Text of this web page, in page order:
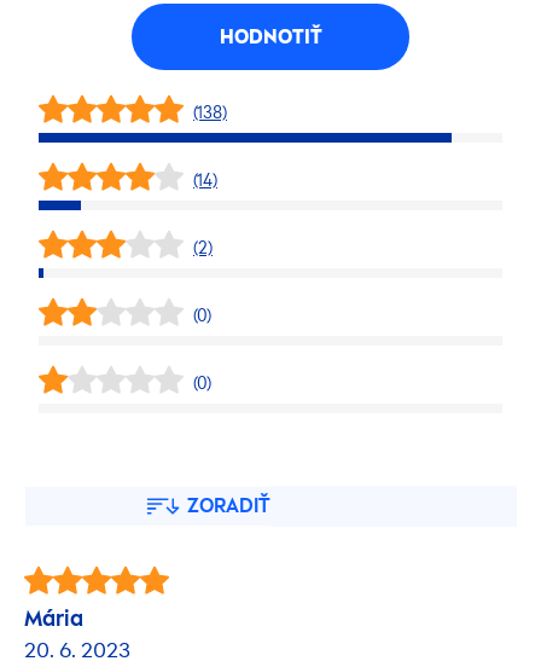
HODNOTIŤ
(138)
(14)
(2)
(0)
(0)
ZORADIŤ
Mária
20. 6. 2023